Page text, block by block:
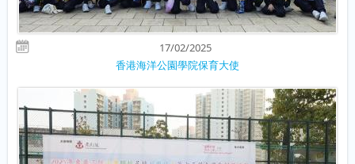
17/02/2025
香港海洋公園學院保育大使